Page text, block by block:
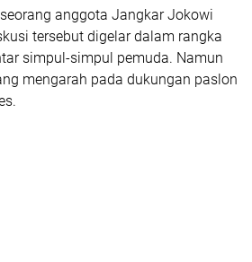
anggota Jangkar Jokowi
tersebut digelar dalam rangka
simpul-simpul pemuda. Namun
mengarah pada dukungan paslon